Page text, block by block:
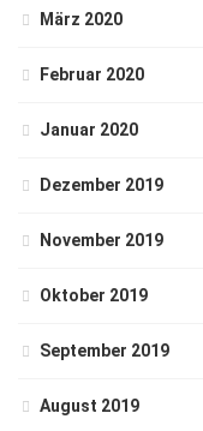
März 2020
Februar 2020
Januar 2020
Dezember 2019
November 2019
Oktober 2019
September 2019
August 2019